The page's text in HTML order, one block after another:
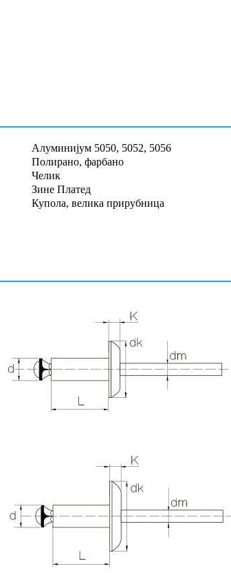
Алуминијум 5050, 5052, 5056
Полирано, фарбано
Челик
Зине Платед
Купола, велика прирубница